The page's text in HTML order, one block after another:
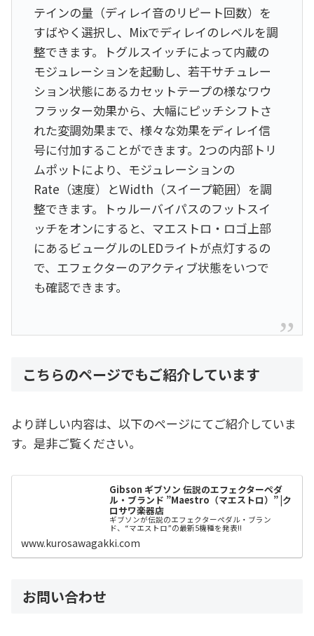
テインの量（ディレイ音のリピート回数）を
すばやく選択し、Mixでディレイのレベルを調
整できます。トグルスイッチによって内蔵の
モジュレーションを起動し、若干サチュレー
ション状態にあるカセットテープの様なワウ
フラッター効果から、大幅にピッチシフトさ
れた変調効果まで、様々な効果をディレイ信
号に付加することができます。2つの内部トリ
ムポットにより、モジュレーションの
Rate（速度）とWidth（スイープ範囲）を調
整できます。トゥルーバイパスのフットスイ
ッチをオンにすると、マエストロ・ロゴ上部
にあるビューグルのLEDライトが点灯するの
で、エフェクターのアクティブ状態をいつで
も確認できます。
こちらのページでもご紹介しています
より詳しい内容は、以下のページにてご紹介していま
す。是非ご覧ください。
Gibson ギブソン 伝説のエフェクターペダ
ル・ブランド ”Maestro（マエストロ）” |ク
ロサワ楽器店
ギブソンが伝説のエフェクターペダル・ブラン
ド、“マエストロ”の最新5機種を発表!!
www.kurosawagakki.com
お問い合わせ